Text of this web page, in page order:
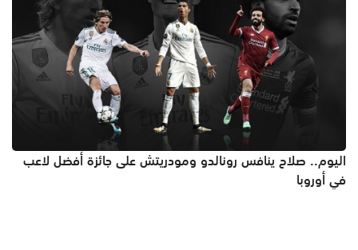
اليوم.. صلاح ينافس رونالدو ومودريتش على جائزة أفضل لاعب
في أوروبا